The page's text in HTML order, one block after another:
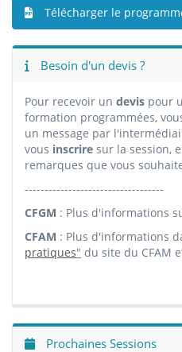
Télécharger le
Besoin d'un devis ?
Pour recevoir un devis pour
formation programmées,
un message par
vous inscrire sur la session,
remarques que vous
-----------------------------------
CFGM : Plus d'informations
CFAM : Plus d'informations
pratiques" du site du CFAM
Prochaines Sessions